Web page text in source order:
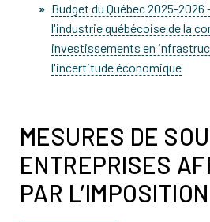
Budget du Québec 2025-
l'industrie québécoise de la
investissements en
l'incertitude économique
MESURES DE
ENTREPRISES
PAR